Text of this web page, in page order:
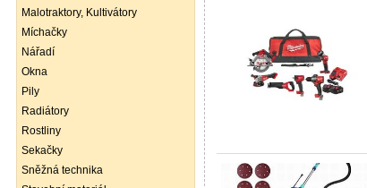
Malotraktory, Kultivátory
Míchačky
Nářadí
Okna
Pily
Radiátory
Rostliny
Sekačky
Sněžná technika